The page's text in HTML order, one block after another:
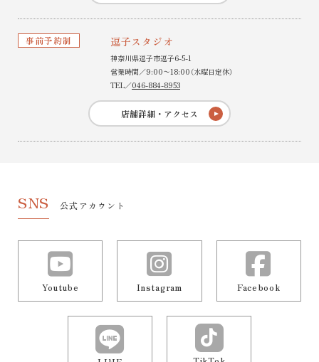
事前予約制 逗子スタジオ
神奈川県逗子市逗子6-5-1
営業時間／9:00〜18:00（水曜日定休）
TEL／046-884-8953
店舗詳細・アクセス
SNS 公式アカウント
Youtube Instagram Facebook